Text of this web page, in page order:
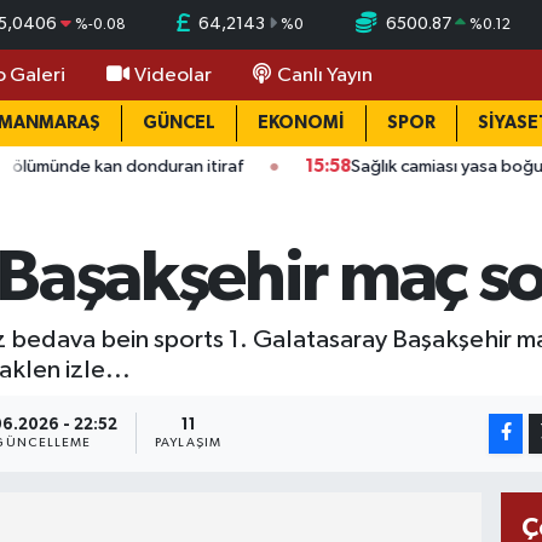
%-0.08 64,2143 %0 6500.87 %0.12
Galeri Videolar Canlı Yayın
GÜNCEL EKONOMİ SPOR
kan donduran itiraf 15:58 Sağlık camiası yasa boğuldu:
maç
bein sports 1. Galatasaray Başakşehir
izle...
- 22:52 11
PAYLAŞIM